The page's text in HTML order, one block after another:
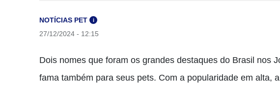
NOTÍCIAS PET i
27/12/2024 - 12:15
Dois nomes que foram os grandes destaques do Brasil nos
fama também para seus pets. Com a popularidade em alta,